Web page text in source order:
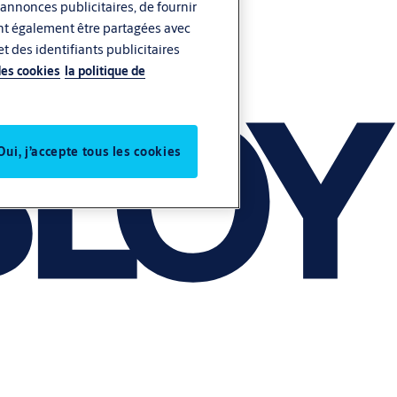
publicitaires, de fournir
également être partagées avec
des identifiants publicitaires
cookies la politique de
j’accepte tous les cookies